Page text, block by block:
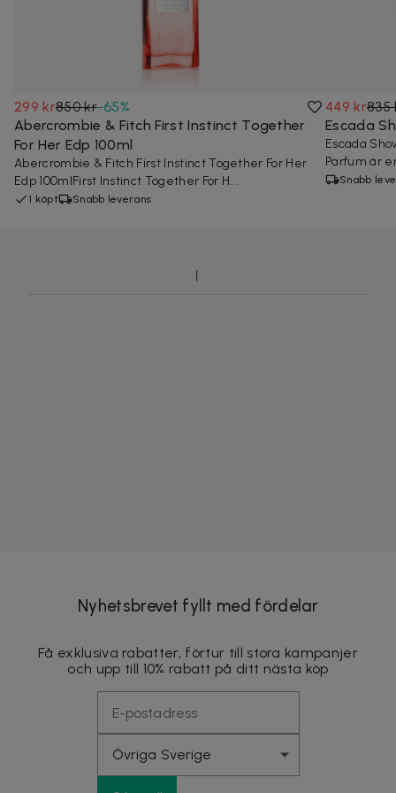
299 kr850 kr-65%
Abercrombie & Fitch First Instinct Together
For Her Edp 100ml
Abercrombie & Fitch First Instinct Together For Her
Edp 100mlFirst Instinct Together For H...
1 köpt Snabb leverans
449 kr835
Escada
Escada
Parfum är
Snabb
Nyhetsbrevet fyllt med fördelar
Få exklusiva rabatter, förtur till stora kampanjer
och upp till 10% rabatt på ditt nästa köp